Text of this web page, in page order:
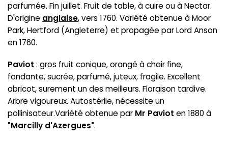
parfumée. Fin juillet. Fruit de table, à cuire ou à Nectar.
D'origine anglaise, vers 1760. Variété obtenue à Moor
Park, Hertford (Angleterre) et propagée par Lord Anson
en 1760.
Paviot : gros fruit conique, orangé à chair fine,
fondante, sucrée, parfumé, juteux, fragile. Excellent
abricot, surement un des meilleurs. Floraison tardive.
Arbre vigoureux. Autostérile, nécessite un
pollinisateur.Variété obtenue par Mr Paviot en 1880 à
"Marcilly d'Azergues".